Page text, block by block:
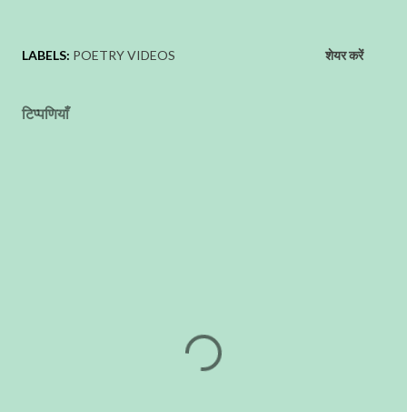
LABELS: POETRY VIDEOS शेयर करें
टिप्पणियाँ